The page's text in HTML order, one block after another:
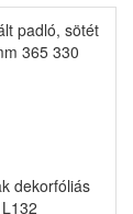
padló, sötét
365 330
dekorfóliás